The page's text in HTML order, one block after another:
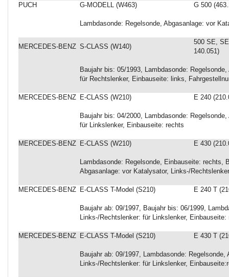
PUCH G-MODELL (W463) G 500
Lambdasonde: Regelsonde, Abgasanlage: vor
MERCEDES-BENZ S-CLASS (W140)
500 SE,
140.051)
Baujahr bis: 05/1993, Lambdasonde:
für Rechtslenker, Einbauseite: links,
MERCEDES-BENZ E-CLASS (W210) E 240
Baujahr bis: 04/2000, Lambdasonde:
für Linkslenker, Einbauseite: rechts
MERCEDES-BENZ E-CLASS (W210) E 430
Lambdasonde: Regelsonde, Einbauseite: rechts,
Abgasanlage: vor Katalysator, Links-/
MERCEDES-BENZ E-CLASS T-Model (S210) E 240 T
Baujahr ab: 09/1997, Baujahr bis: 06/1999,
Links-/Rechtslenker: für Linkslenker, Einbauseite:
MERCEDES-BENZ E-CLASS T-Model (S210) E 430 T
Baujahr ab: 09/1997, Lambdasonde:
Links-/Rechtslenker: für Linkslenker,